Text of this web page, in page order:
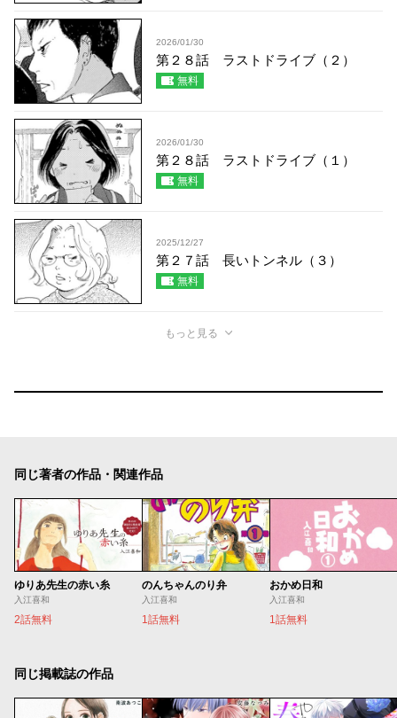
2026/01/30
第２８話 ラストドライブ（２）
無料
2026/01/30
第２８話 ラストドライブ（１）
無料
2025/12/27
第２７話 長いトンネル（３）
無料
もっと見る
同じ著者の作品・関連作品
ゆりあ先生の赤い糸
入江喜和
2話無料
のんちゃんのり弁
入江喜和
1話無料
おかめ日和
入江喜和
1話無料
同じ掲載誌の作品